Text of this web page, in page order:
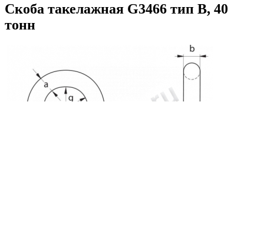
Скоба такелажная G3466 тип B, 40
тонн